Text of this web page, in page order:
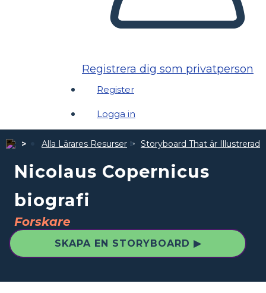
Registrera dig som privatperson
Register
Logga in
Alla Lärares Resurser Storyboard That är
Nicolaus Copernicus
biografi
Forskare
SKAPA EN STORYBOARD ▶